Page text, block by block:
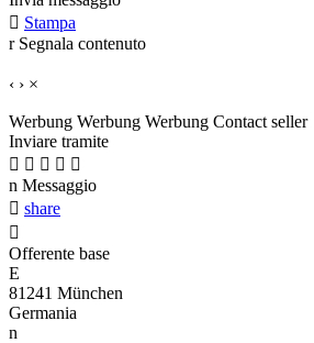
 Stampa
r Segnala contenuto
‹ › ×
Werbung Werbung Werbung Contact seller
Inviare tramite
    
n Messaggio
 share

Offerente base
E
81241 München
Germania
n